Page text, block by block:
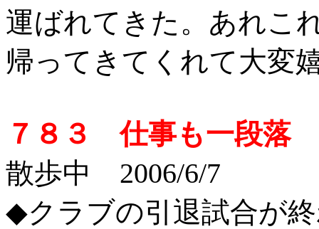
運ばれてきた。あれこ
帰ってきてくれて大変
７８３ 仕事も一段落
散歩中 2006/6/7
◆クラブの引退試合が